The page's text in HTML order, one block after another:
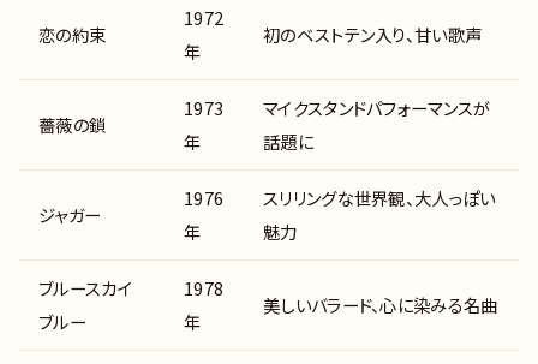
恋の約束
1972
年
初のベストテン入り、甘い歌声
薔薇の鎖
1973
年
マイクスタンドパフォーマンスが
話題に
ジャガー
1976
年
スリリングな世界観、大人っぽい
魅力
ブルースカイ
ブルー
1978
年
美しいバラード、心に染みる名曲